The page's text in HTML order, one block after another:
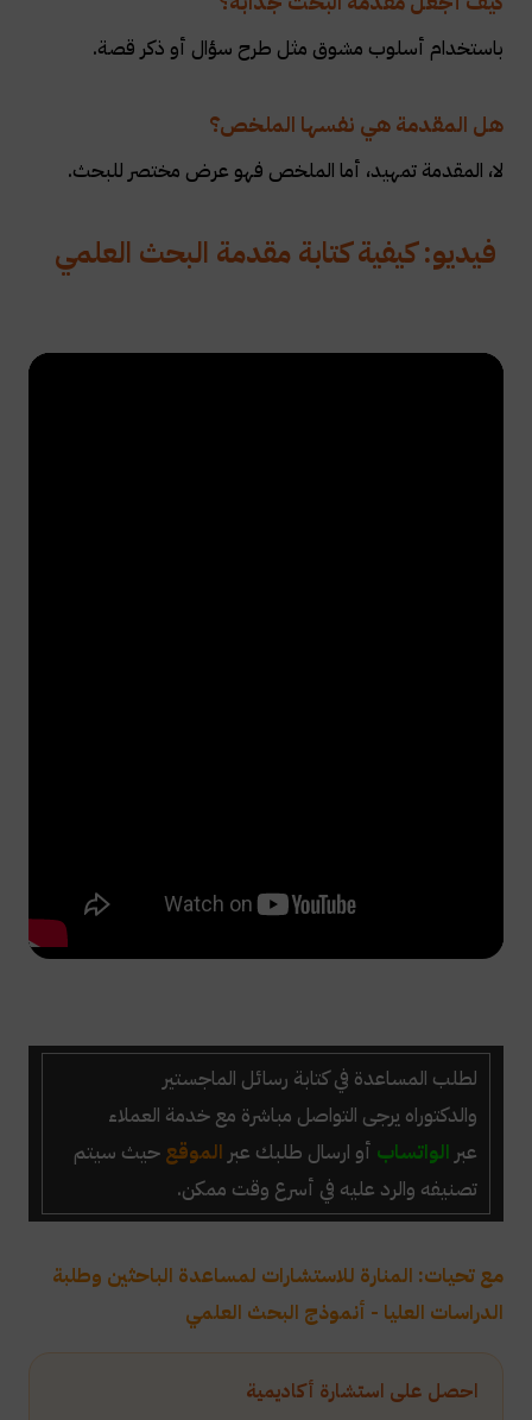
احصل على استشارة أكاديمية
باستخدام أسلوب مشوق مثل طرح سؤال أو ذكر قصة.
هل المقدمة هي نفسها الملخص؟
لا، المقدمة تمهيد، أما الملخص فهو عرض مختصر للبحث.
فيديو: كيفية كتابة مقدمة البحث العلمي
لطلب المساعدة في كتابة رسائل الماجستير
والدكتوراه يرجى التواصل مباشرة مع خدمة العملاء
عبر الواتساب أو ارسال طلبك عبر الموقع حيث سيتم
تصنيفه والرد عليه في أسرع وقت ممكن.
مع تحيات: المنارة للاستشارات لمساعدة الباحثين وطلبة
الدراسات العليا - أنموذج البحث العلمي